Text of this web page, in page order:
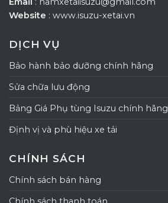
Website : www.isuzu-xetai.vn
DỊCH VỤ
Bảo hành bảo dưỡng chính hãng
Sửa chữa lưu động
Bảng Giá Phụ tùng Isuzu chính hãng
Định vị và phù hiệu xe tải
CHÍNH SÁCH
Chính sách bán hàng